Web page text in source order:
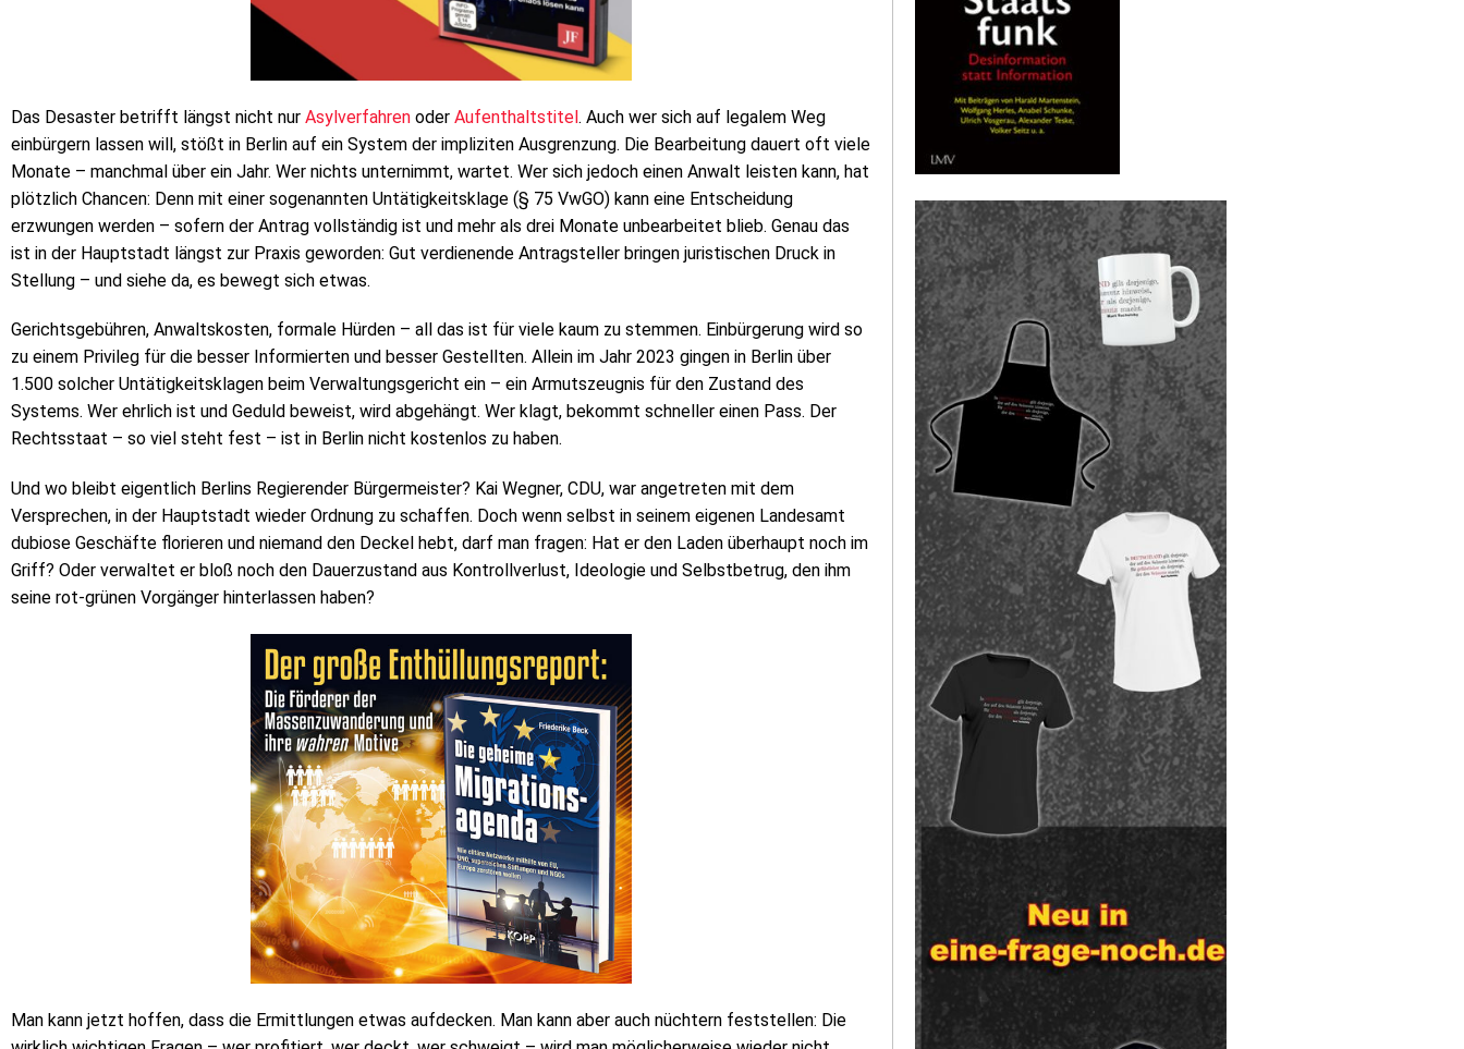
Das Desaster betrifft längst nicht nur Asylverfahren oder Aufenthaltstitel. Auch wer sich auf legalem Weg
einbürgern lassen will, stößt in Berlin auf ein System der impliziten Ausgrenzung. Die Bearbeitung dauert oft viele
Monate – manchmal über ein Jahr. Wer nichts unternimmt, wartet. Wer sich jedoch einen Anwalt leisten kann, hat
plötzlich Chancen: Denn mit einer sogenannten Untätigkeitsklage (§ 75 VwGO) kann eine Entscheidung
erzwungen werden – sofern der Antrag vollständig ist und mehr als drei Monate unbearbeitet blieb. Genau das
ist in der Hauptstadt längst zur Praxis geworden: Gut verdienende Antragsteller bringen juristischen Druck in
Stellung – und siehe da, es bewegt sich etwas.
Gerichtsgebühren, Anwaltskosten, formale Hürden – all das ist für viele kaum zu stemmen. Einbürgerung wird so
zu einem Privileg für die besser Informierten und besser Gestellten. Allein im Jahr 2023 gingen in Berlin über
1.500 solcher Untätigkeitsklagen beim Verwaltungsgericht ein – ein Armutszeugnis für den Zustand des
Systems. Wer ehrlich ist und Geduld beweist, wird abgehängt. Wer klagt, bekommt schneller einen Pass. Der
Rechtsstaat – so viel steht fest – ist in Berlin nicht kostenlos zu haben.
Und wo bleibt eigentlich Berlins Regierender Bürgermeister? Kai Wegner, CDU, war angetreten mit dem
Versprechen, in der Hauptstadt wieder Ordnung zu schaffen. Doch wenn selbst in seinem eigenen Landesamt
dubiose Geschäfte florieren und niemand den Deckel hebt, darf man fragen: Hat er den Laden überhaupt noch im
Griff? Oder verwaltet er bloß noch den Dauerzustand aus Kontrollverlust, Ideologie und Selbstbetrug, den ihm
seine rot-grünen Vorgänger hinterlassen haben?
Man kann jetzt hoffen, dass die Ermittlungen etwas aufdecken. Man kann aber auch nüchtern feststellen: Die